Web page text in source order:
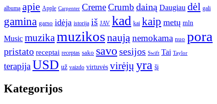
albumą apie Apple Carpenter CremeCrumb dainą Daugiau dėl gali
gamina garso idėja istorija iš JAV kad kai kaip metų mln
Music muzika muzikosnaują nemokama nuo pora
pristato receptai receptas sako savo sesijos Swift Tai Taylor
terapijaUSD už vaizdo virtuvės virėjų yra šį
Kategorijos